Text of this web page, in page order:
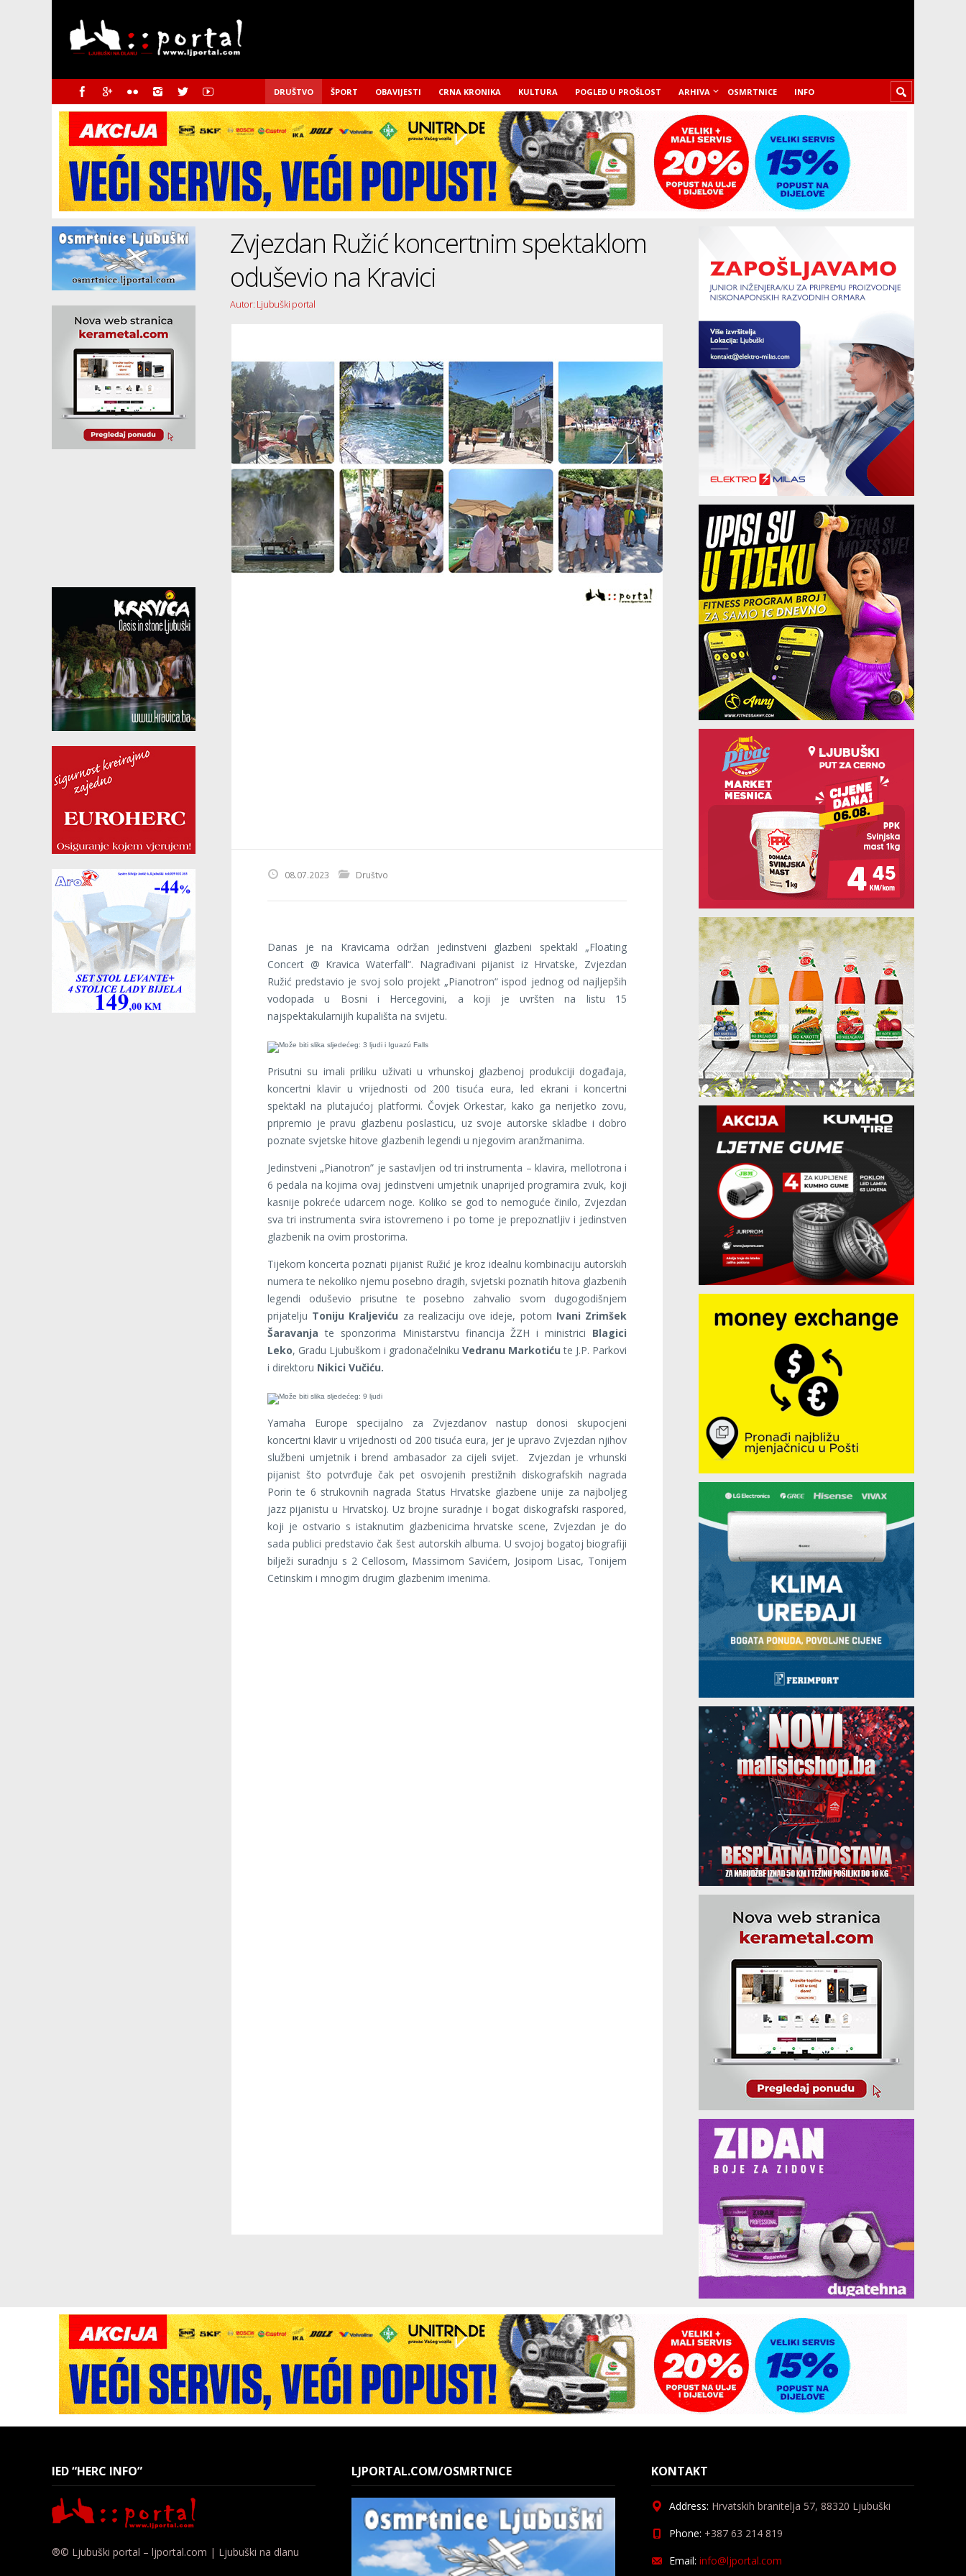
DRUŠTVO ŠPORT OBAVIJESTI CRNA KRONIKA KULTURA POGLED U PROŠLOST ARHIVA OSMRTNICE INFO
Zvjezdan Ružić koncertnim spektaklom
oduševio na Kravici
Autor: Ljubuški portal
08.07.2023 Društvo
Danas je na Kravicama održan jedinstveni glazbeni spektakl „Floating
Concert @ Kravica Waterfall“. Nagrađivani pijanist iz Hrvatske, Zvjezdan
Ružić predstavio je svoj solo projekt „Pianotron“ ispod jednog od najljepših
vodopada u Bosni i Hercegovini, a koji je uvršten na listu 15
najspektakularnijih kupališta na svijetu.
Prisutni su imali priliku uživati u vrhunskoj glazbenoj produkciji događaja,
koncertni klavir u vrijednosti od 200 tisuća eura, led ekrani i koncertni
spektakl na plutajućoj platformi. Čovjek Orkestar, kako ga nerijetko zovu,
pripremio je pravu glazbenu poslasticu, uz svoje autorske skladbe i dobro
poznate svjetske hitove glazbenih legendi u njegovim aranžmanima.
Jedinstveni „Pianotron” je sastavljen od tri instrumenta – klavira, mellotrona i
6 pedala na kojima ovaj jedinstveni umjetnik unaprijed programira zvuk, koji
kasnije pokreće udarcem noge. Koliko se god to nemoguće činilo, Zvjezdan
sva tri instrumenta svira istovremeno i po tome je prepoznatljiv i jedinstven
glazbenik na ovim prostorima.
Tijekom koncerta poznati pijanist Ružić je kroz idealnu kombinaciju autorskih
numera te nekoliko njemu posebno dragih, svjetski poznatih hitova glazbenih
legendi oduševio prisutne te posebno zahvalio svom dugogodišnjem
prijatelju Toniju Kraljeviću za realizaciju ove ideje, potom Ivani Zrimšek
Šaravanja te sponzorima Ministarstvu financija ŽZH i ministrici Blagici
Leko, Gradu Ljubuškom i gradonačelniku Vedranu Markotiću te J.P. Parkovi
i direktoru Nikici Vučiću.
Yamaha Europe specijalno za Zvjezdanov nastup donosi skupocjeni
koncertni klavir u vrijednosti od 200 tisuća eura, jer je upravo Zvjezdan njihov
službeni umjetnik i brend ambasador za cijeli svijet. Zvjezdan je vrhunski
pijanist što potvrđuje čak pet osvojenih prestižnih diskografskih nagrada
Porin te 6 strukovnih nagrada Status Hrvatske glazbene unije za najboljeg
jazz pijanistu u Hrvatskoj. Uz brojne suradnje i bogat diskografski raspored,
koji je ostvario s istaknutim glazbenicima hrvatske scene, Zvjezdan je do
sada publici predstavio čak šest autorskih albuma. U svojoj bogatoj biografiji
bilježi suradnju s 2 Cellosom, Massimom Savićem, Josipom Lisac, Tonijem
Cetinskim i mnogim drugim glazbenim imenima.
IED “HERC INFO”
®© Ljubuški portal – ljportal.com | Ljubuški na dlanu
LJPORTAL.COM/OSMRTNICE KONTAKT
Address: Hrvatskih branitelja 57, 88320 Ljubuški
Phone: +387 63 214 819
Email: info@ljportal.com